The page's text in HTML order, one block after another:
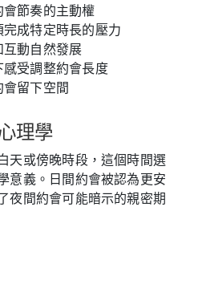
節奏的主動權
成特定時長的壓力
動自然發展
受調整約會長度
留下空間
理學
天或傍晚時段，這個時間選
意義。日間約會被認為更安
夜間約會可能暗示的親密期